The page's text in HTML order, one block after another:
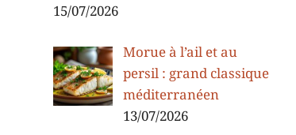
15/07/2026
Morue à l’ail et au
persil : grand classique
méditerranéen
13/07/2026